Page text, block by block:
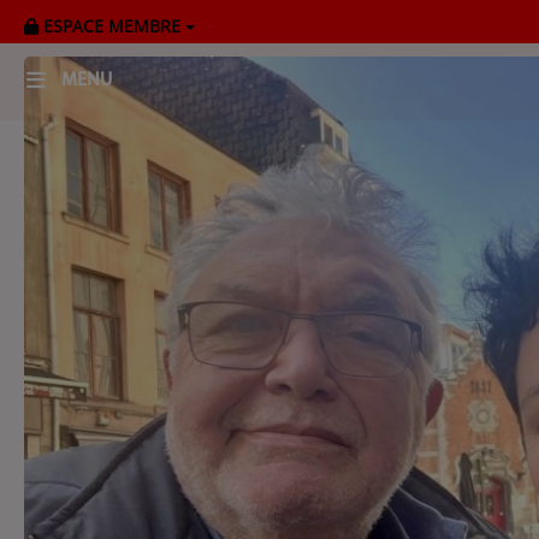
ESPACE MEMBRE
MENU
HOME
CK RADIO Line-up
PODCASTS
Cultur'Ciné - Jean Meurice
CONCOURS